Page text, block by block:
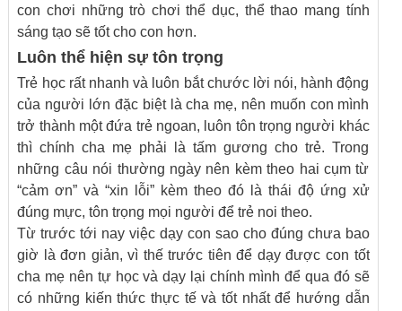
con chơi những trò chơi thể dục, thể thao mang tính
sáng tạo sẽ tốt cho con hơn.
Luôn thể hiện sự tôn trọng
Trẻ học rất nhanh và luôn bắt chước lời nói, hành động
của người lớn đặc biệt là cha mẹ, nên muốn con mình
trở thành một đứa trẻ ngoan, luôn tôn trọng người khác
thì chính cha mẹ phải là tấm gương cho trẻ. Trong
những câu nói thường ngày nên kèm theo hai cụm từ
“cảm ơn” và “xin lỗi” kèm theo đó là thái độ ứng xử
đúng mực, tôn trọng mọi người để trẻ noi theo.
Từ trước tới nay việc dạy con sao cho đúng chưa bao
giờ là đơn giản, vì thế trước tiên để dạy được con tốt
cha mẹ nên tự học và dạy lại chính mình để qua đó sẽ
có những kiến thức thực tế và tốt nhất để hướng dẫn